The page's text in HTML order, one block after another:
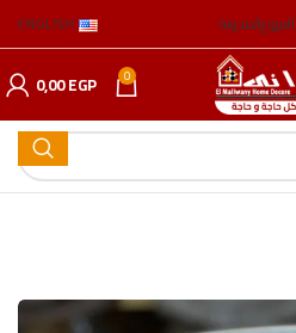
المدونة ENGLISH
0
0,00EGP